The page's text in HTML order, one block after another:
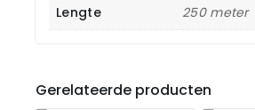
Lengte
250 meter
Gerelateerde producten